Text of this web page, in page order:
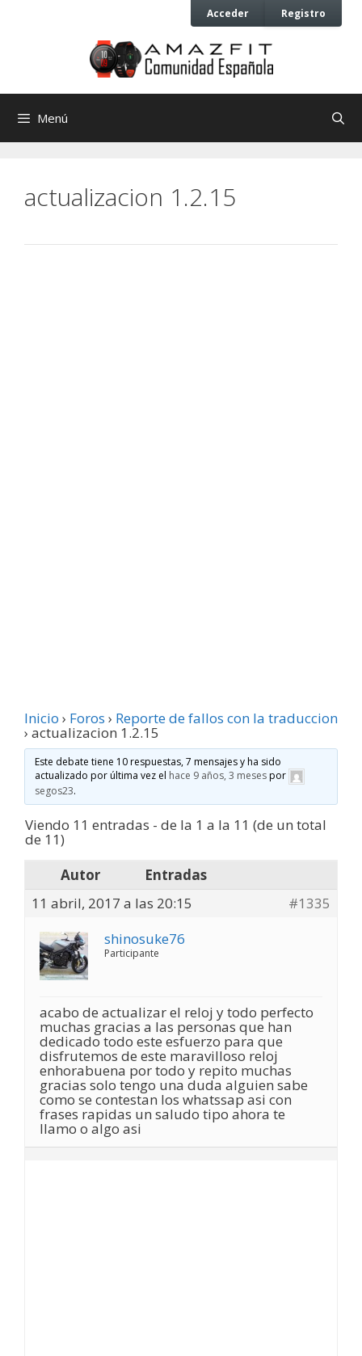
Acceder Registro
Menú
actualizacion 1.2.15
Inicio › Foros › Reporte de fallos con la traduccion
› actualizacion 1.2.15
Este debate tiene 10 respuestas, 7 mensajes y ha sido
actualizado por última vez el hace 9 años, 3 mesespor
segos23.
Viendo 11 entradas - de la 1 a la 11 (de un total
de 11)
Autor
Entradas
11 abril, 2017 a las 20:15
#1335
shinosuke76
Participante
acabo de actualizar el reloj y todo perfecto
muchas gracias a las personas que han
dedicado todo este esfuerzo para que
disfrutemos de este maravilloso reloj
enhorabuena por todo y repito muchas
gracias solo tengo una duda alguien sabe
como se contestan los whatssap asi con
frases rapidas un saludo tipo ahora te
llamo o algo asi